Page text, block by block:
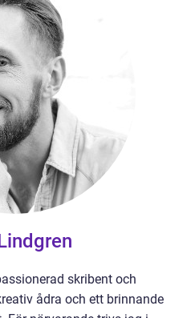
skribent och
ådra och ett brinnande